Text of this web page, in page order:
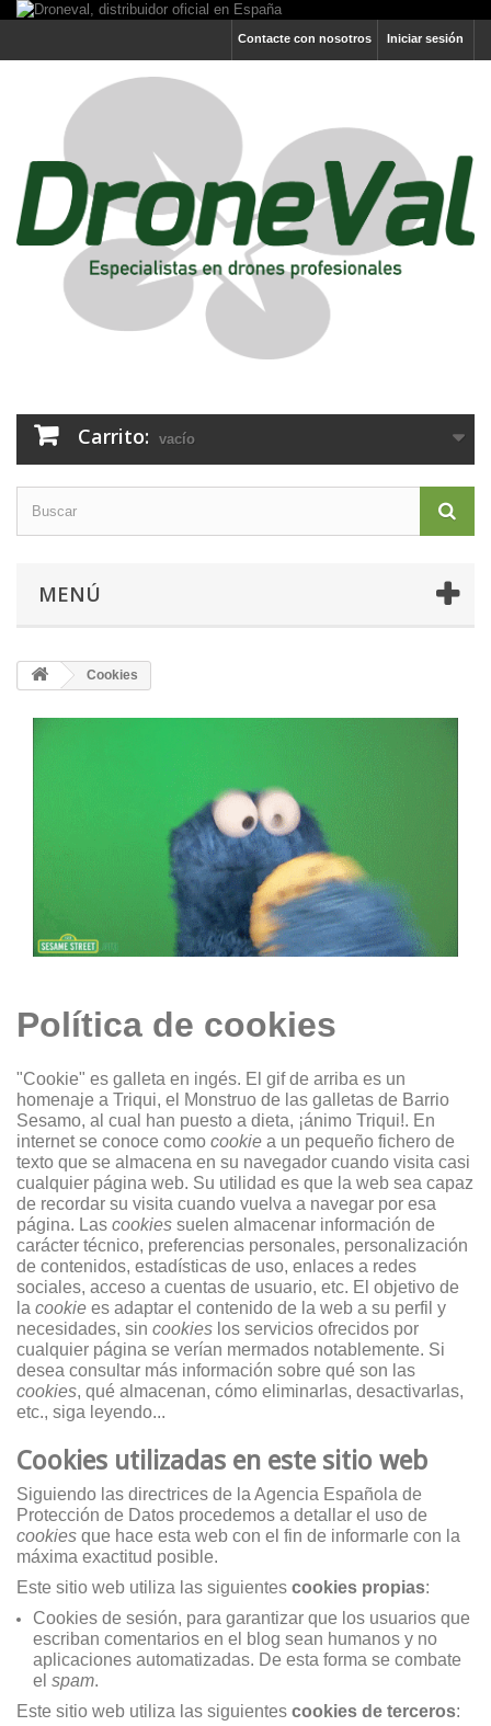
Iniciar sesión
Contacte con nosotros
Carrito: vacío
MENÚ
Cookies
Política de cookies
"Cookie" es galleta en ingés. El gif de arriba es un
homenaje a Triqui, el Monstruo de las galletas de Barrio
Sesamo, al cual
han puesto a dieta, ¡ánimo Triqui!. En
internet se conoce como cookie a un pequeño fichero de
texto que se almacena en su navegador cuando visita casi
cualquier página web. Su utilidad es que la web sea capaz
de recordar su visita cuando vuelva a navegar por esa
página. Las cookies suelen almacenar información de
carácter técnico, preferencias personales, personalización
de contenidos, estadísticas de uso, enlaces a redes
sociales, acceso a cuentas de usuario, etc. El objetivo de
la cookie es adaptar el contenido de la web a su perfil y
necesidades, sin cookies los servicios ofrecidos por
cualquier página se verían mermados notablemente. Si
desea consultar más información sobre qué son las
cookies, qué almacenan, cómo eliminarlas, desactivarlas,
etc., siga leyendo...
Cookies utilizadas en este sitio web
Siguiendo las directrices de la Agencia Española de
Protección de Datos procedemos a detallar el uso de
cookies que hace esta web con el fin de informarle con la
máxima exactitud posible.
Este sitio web utiliza las siguientes cookies propias:
Cookies de sesión, para garantizar que los usuarios que
escriban comentarios en el blog sean humanos y no
aplicaciones automatizadas. De esta forma se combate
el spam.
Este sitio web utiliza las siguientes cookies de terceros: